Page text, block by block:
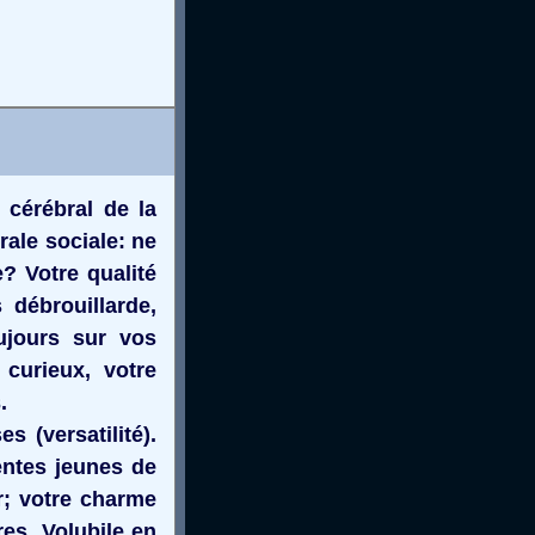
cérébral de la
sociale: ne
Votre qualité
sur vos
votre
(versatilité).
jeunes de
votre charme